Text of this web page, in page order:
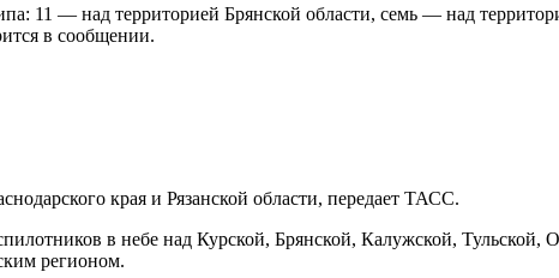
11 — над территорией Брянской области, семь — над
в сообщении.
края и Рязанской области, передает ТАСС.
в небе над Курской, Брянской, Калужской, Тульской,
регионом.